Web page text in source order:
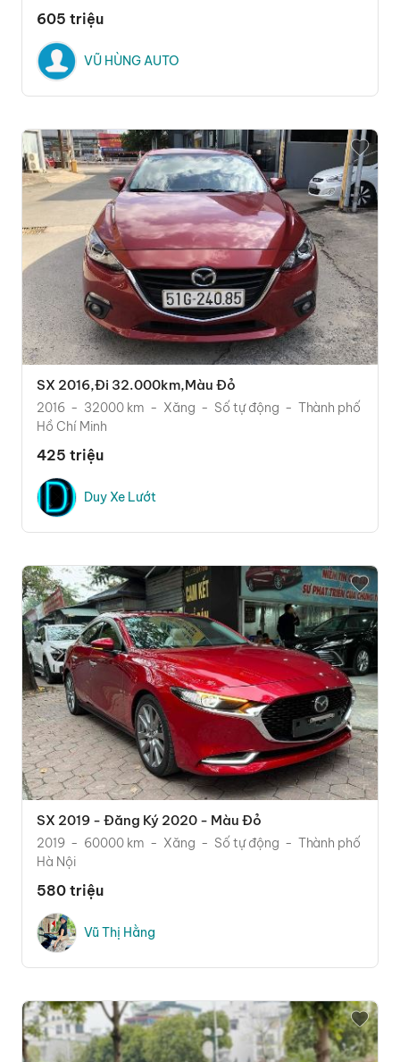
605 triệu
VŨ HÙNG AUTO
SX 2016,đi 32.000km,màu Đỏ
2016 32000 km Xăng Số tự động
Thành phố
Hồ Chí Minh
425 triệu
Duy Xe Lướt
SX 2019 - Đăng Ký 2020 - Màu Đỏ
2019 60000 km Xăng Số tự động
Thành phố
Hà Nội
580 triệu
Vũ Thị Hằng